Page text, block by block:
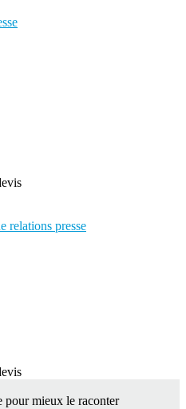
relations presse
pour mieux le raconter